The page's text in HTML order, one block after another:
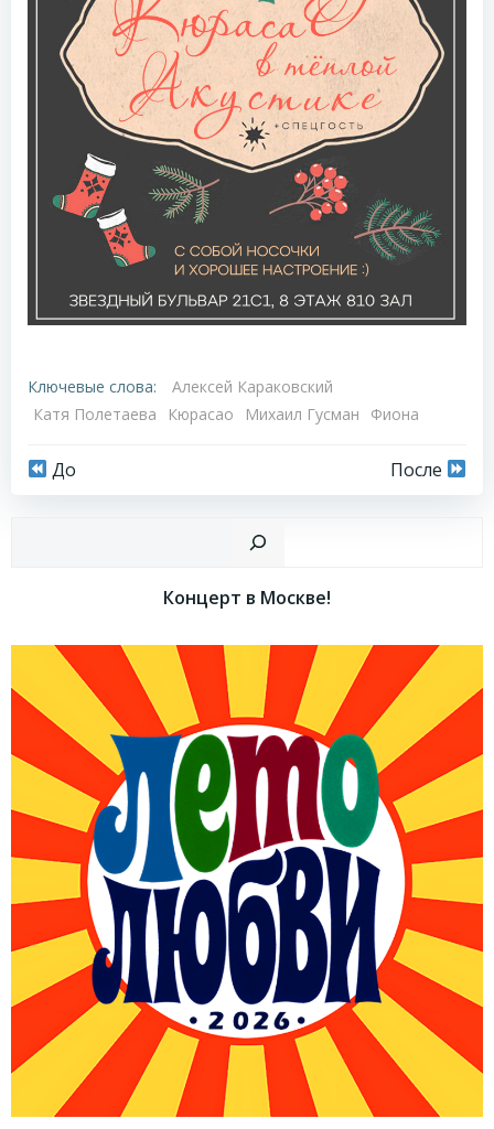
Ключевые слова:
Алексей Караковский
Катя Полетаева
Кюрасао Михаил Гусман Фиона
Навигация
записям
До
Навигация
по
записям
После
Концерт в Москве!